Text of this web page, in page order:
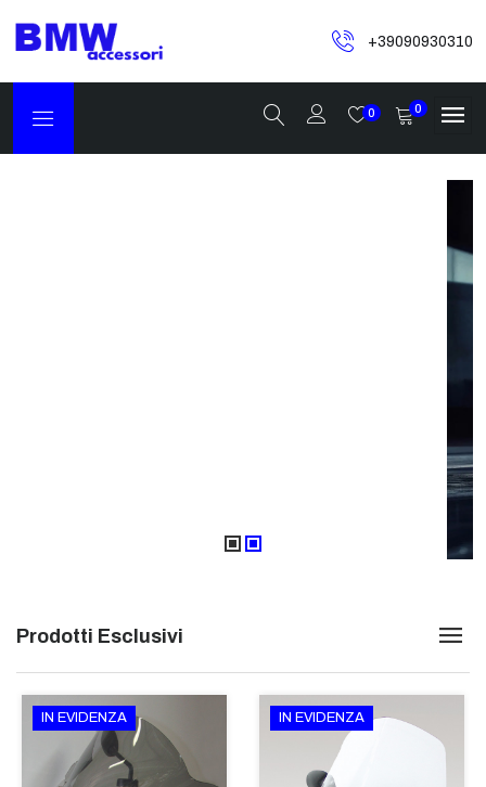
+39090930310
0 0
Prodotti Esclusivi
IN EVIDENZA IN EVIDENZA